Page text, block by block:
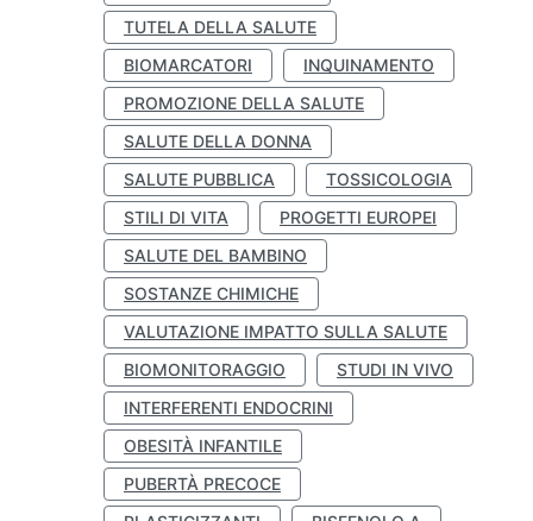
TUTELA DELLA SALUTE
BIOMARCATORI
INQUINAMENTO
PROMOZIONE DELLA SALUTE
SALUTE DELLA DONNA
SALUTE PUBBLICA
TOSSICOLOGIA
STILI DI VITA
PROGETTI EUROPEI
SALUTE DEL BAMBINO
SOSTANZE CHIMICHE
VALUTAZIONE IMPATTO SULLA SALUTE
BIOMONITORAGGIO
STUDI IN VIVO
INTERFERENTI ENDOCRINI
OBESITÀ INFANTILE
PUBERTÀ PRECOCE